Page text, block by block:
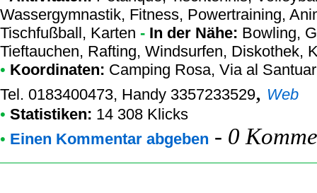
Wassergymnastik, Fitness, Powertraining,
Tischfußball, Karten - In der Nähe: Bowling,
Tieftauchen, Rafting, Windsurfen, Diskothek,
• Koordinaten: Camping Rosa, Via al
Tel. 0183400473, Handy 3357233529, Web
• Statistiken: 14 308 Klicks
• Einen Kommentar abgeben - 0